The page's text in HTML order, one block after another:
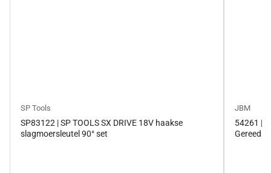
SP Tools
SP83122 | SP TOOLS SX DRIVE 18V haakse
slagmoersleutel 90° set
JBM
54261 |